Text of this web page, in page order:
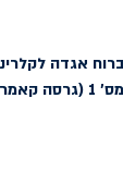
קרן)